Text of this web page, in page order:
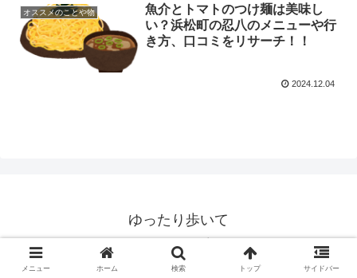
オススメのことや物
魚介とトマトのつけ麺は美味し
い？浜松町の忍八のメニューや行
き方、口コミをリサーチ！！
2024.12.04
ゆったり歩いて
メニュー ホーム 検索 トップ サイドバー